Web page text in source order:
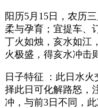
阳历5月15日，农历
柔与孕育；宜提车、
丁火如烛，亥水如江
火极盛，得亥水冲击
日子特征 ：此日水火
择此日可化解路怒，
冲，与前3日不同，